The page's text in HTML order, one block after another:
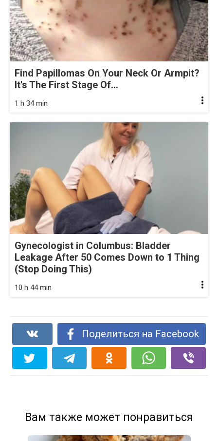
Find Papillomas On Your Neck Or Armpit?
It's The First Stage Of...
1 h 34 min
Gynecologist in Columbus: Bladder
Leakage After 50 Comes Down to 1 Thing
(Stop Doing This)
10 h 44 min
Поделиться на Facebook
Вам также может понравиться